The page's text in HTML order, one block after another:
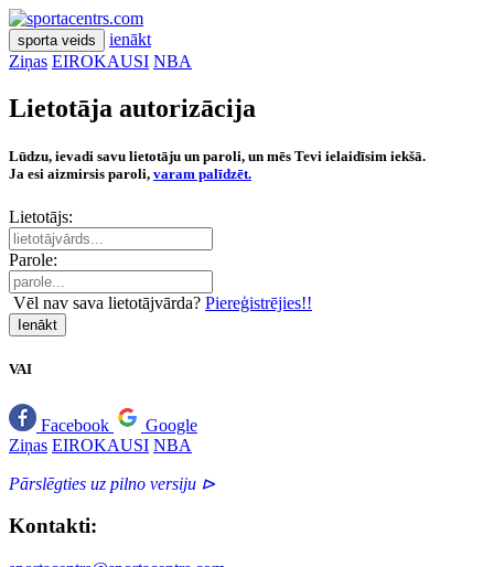
sporta veids
ienākt
Ziņas EIROKAUSI NBA
Lietotāja autorizācija
Lūdzu, ievadi savu lietotāju un paroli, un mēs Tevi ielaidīsim iekšā.
Ja esi aizmirsis paroli, varam palīdzēt.
Lietotājs:
Parole:
Vēl nav sava lietotājvārda? Piereģistrējies!!
Ienākt
VAI
Facebook
Google
Ziņas EIROKAUSI NBA
Pārslēgties uz pilno versiju ⊳
Kontakti: